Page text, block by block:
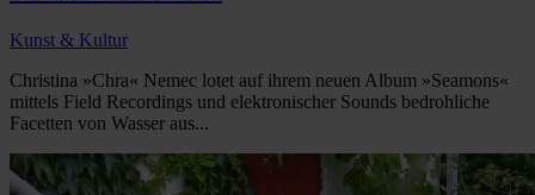
Kunst & Kultur
Christina »Chra« Nemec lotet auf ihrem neuen Album »Seamons«
mittels Field Recordings und elektronischer Sounds bedrohliche
Facetten von Wasser aus...